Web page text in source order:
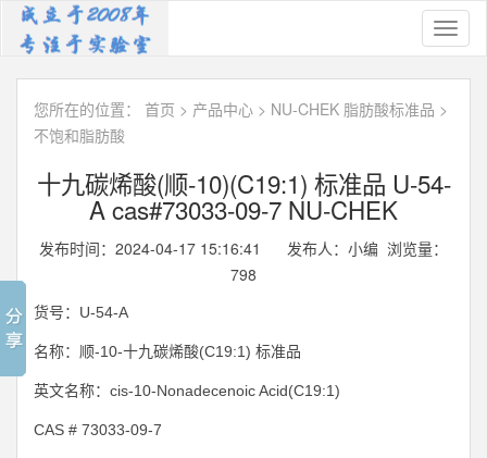
您所在的位置： 首页 > 产品中心 > NU-CHEK 脂肪酸标准品 >
不饱和脂肪酸
十九碳烯酸(顺-10)(C19:1) 标准品 U-54-
A cas#73033-09-7 NU-CHEK
发布时间：2024-04-17 15:16:41 发布人：小编 浏览量：
798
货号： U-54-A
名称：顺-10-十九碳烯酸(C19:1) 标准品
英文名称： cis-10-Nonadecenoic Acid(C19:1)
CAS # 73033-09-7